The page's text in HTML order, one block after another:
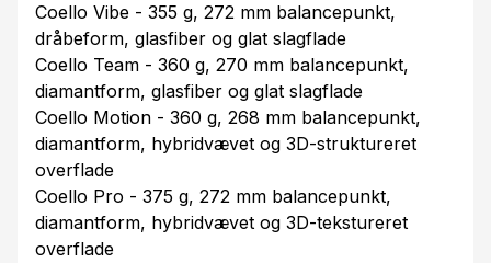
Coello Vibe - 355 g, 272 mm balancepunkt,
dråbeform, glasfiber og glat slagflade
Coello Team - 360 g, 270 mm balancepunkt,
diamantform, glasfiber og glat slagflade
Coello Motion - 360 g, 268 mm balancepunkt,
diamantform, hybridvævet og 3D-struktureret
overflade
Coello Pro - 375 g, 272 mm balancepunkt,
diamantform, hybridvævet og 3D-tekstureret
overflade